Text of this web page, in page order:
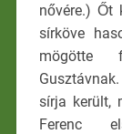
nővére.) Őt
sírköve
mögötte
sírja került,
Ferenc